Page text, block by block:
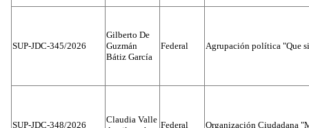
SUP-JDC-345/2026
Gilberto De
Guzmán
Bátiz García
Federal Agrupación política "Que
SUP-JDC-348/2026
Claudia Valle
Federal Organización Ciudadana